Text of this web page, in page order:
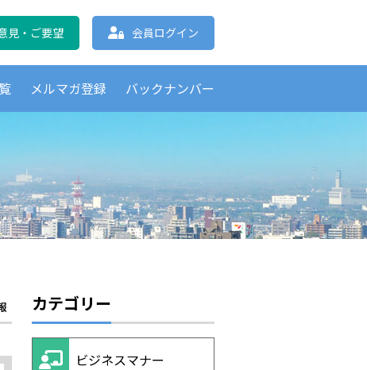
協会 北海道支部
見・ご要望 会員ログイン
メルマガ登録 バックナンバー
カテゴリー
ビジネスマナー